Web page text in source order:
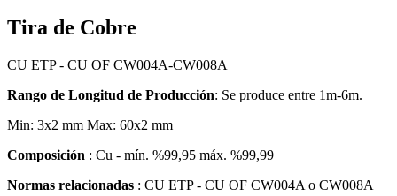
Tira de Cobre
CU ETP - CU OF CW004A-CW008A
Rango de Longitud de Producción: Se produce entre 1m-6m.
Min: 3x2 mm Max: 60x2 mm
Composición : Cu - mín. %99,95 máx. %99,99
Normas relacionadas : CU ETP - CU OF CW004A o CW008A